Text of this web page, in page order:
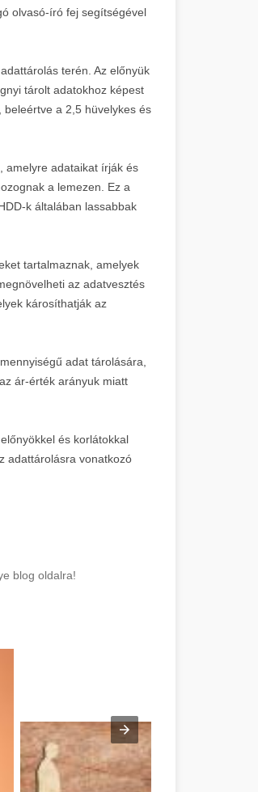
olvasó-író fej segítségével
terén. Az előnyük
tárolt adatokhoz képest
beleértve a 2,5 hüvelykes és
amelyre adataikat írják és
a lemezen. Ez a
k általában lassabbak
tartalmaznak, amelyek
az adatvesztés
károsíthatják az
adat tárolására,
ár-érték arányuk miatt
és korlátokkal
adattárolásra vonatkozó
blog oldalra!